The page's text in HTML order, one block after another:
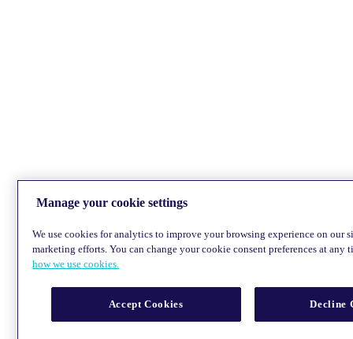
Manage your cookie settings
We use cookies for analytics to improve your browsing experience on our
marketing efforts. You can change your cookie consent preferences at any
how we use cookies.
Accept Cookies Decline